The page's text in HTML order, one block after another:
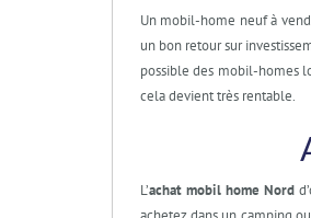
Un mobil-home neuf à
un bon retour sur
possible des mobil-homes
cela devient très rentable.
L’achat mobil home Nord